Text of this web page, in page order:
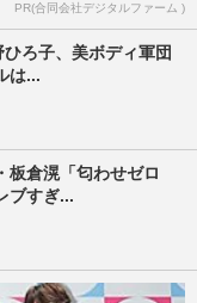
PR(合同会社デジタルファーム )
ひろ子、美ボディ軍団
は...
板倉滉「匂わせゼロ
ブすぎ...